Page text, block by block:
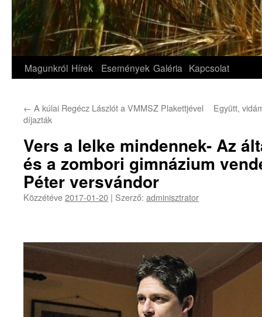
Magunkról Hírek Események Galéria Kapcsolat
← A kúlai Regécz Lászlót a VMMSZ Plakettjével
díjazták
Együtt,
Vers a lelke mindennek- Az
és a zombori gimnázium
Péter versvándor
Közzétéve2017-01-20 | Szerző: adminisztrator